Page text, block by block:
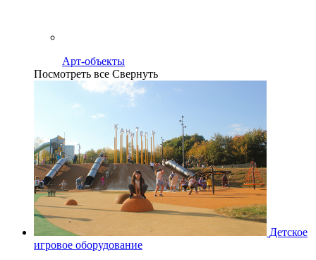
Арт-объекты
Посмотреть все Свернуть
Детское
игровое оборудование